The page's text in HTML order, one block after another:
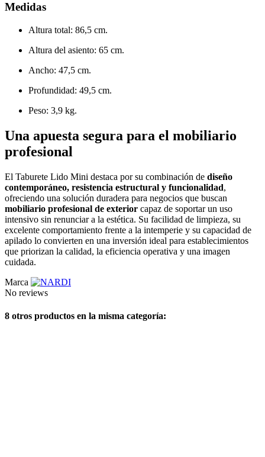
Medidas
Altura total: 86,5 cm.
Altura del asiento: 65 cm.
Ancho: 47,5 cm.
Profundidad: 49,5 cm.
Peso: 3,9 kg.
Una apuesta segura para el mobiliario
profesional
El Taburete Lido Mini destaca por su combinación de diseño
contemporáneo, resistencia estructural y funcionalidad,
ofreciendo una solución duradera para negocios que buscan
mobiliario profesional de exterior capaz de soportar un uso
intensivo sin renunciar a la estética. Su facilidad de limpieza, su
excelente comportamiento frente a la intemperie y su capacidad de
apilado lo convierten en una inversión ideal para establecimientos
que priorizan la calidad, la eficiencia operativa y una imagen
cuidada.
Marca
No reviews
8 otros productos en la misma categoría: